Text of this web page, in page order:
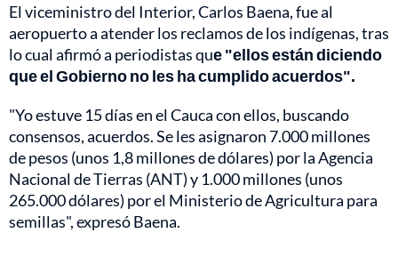
El viceministro del Interior, Carlos Baena, fue al
aeropuerto a atender los reclamos de los indígenas, tras
lo cual afirmó a periodistas que "ellos están diciendo
que el Gobierno no les ha cumplido acuerdos".
"Yo estuve 15 días en el Cauca con ellos, buscando
consensos, acuerdos. Se les asignaron 7.000 millones
de pesos (unos 1,8 millones de dólares) por la Agencia
Nacional de Tierras (ANT) y 1.000 millones (unos
265.000 dólares) por el Ministerio de Agricultura para
semillas", expresó Baena.